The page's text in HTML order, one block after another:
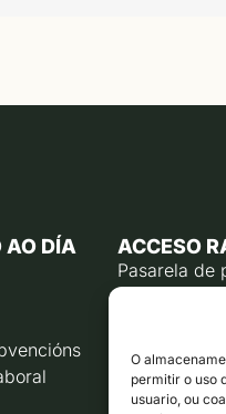
O
permitir o uso
usuario, ou
AO DÍA ACCESO
Pasarela de
Rexistro
Liña